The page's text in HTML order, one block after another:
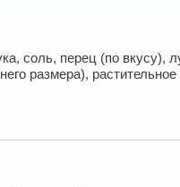
соль, перец (по вкусу),
размера),